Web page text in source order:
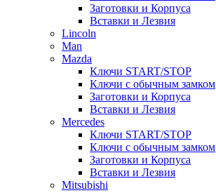
Заготовки и Корпуса
Вставки и Лезвия
Lincoln
Man
Mazda
Ключи START/STOP
Ключи с обычным замком
Заготовки и Корпуса
Вставки и Лезвия
Mercedes
Ключи START/STOP
Ключи с обычным замком
Заготовки и Корпуса
Вставки и Лезвия
Mitsubishi